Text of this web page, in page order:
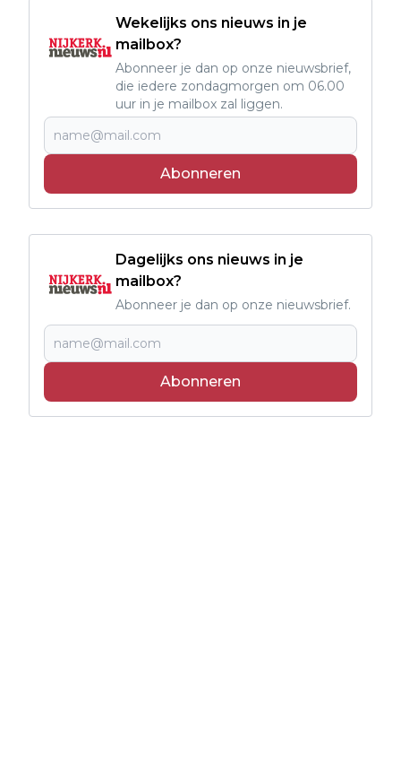
Wekelijks ons nieuws in je
mailbox?
Abonneer je dan op onze nieuwsbrief,
die iedere zondagmorgen om 06.00
uur in je mailbox zal liggen.
Abonneren
Dagelijks ons nieuws in je
mailbox?
Abonneer je dan op onze nieuwsbrief.
Abonneren